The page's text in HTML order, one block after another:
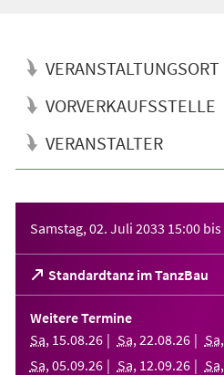
VERANSTALTUNGSORT
VORVERKAUFSSTELLE
VERANSTALTER
Samstag, 02. Juli 2033 15:00 bis
Standardtanz im TanzBau
(Öffnet
in
einem
neuen
Tab)
Weitere Termine
Sa, 15.08.26 Sa, 22.08.26 Sa,
Sa, 05.09.26 Sa, 12.09.26 Sa,